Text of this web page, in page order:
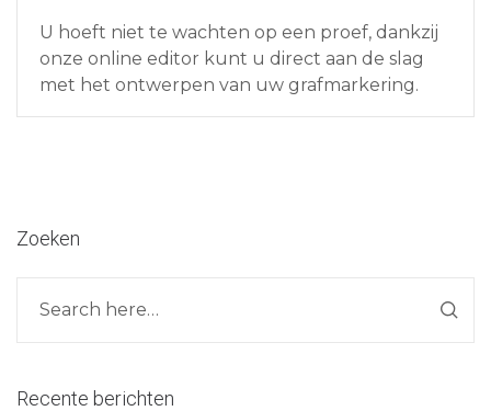
U hoeft niet te wachten op een proef, dankzij
onze online editor kunt u direct aan de slag
met het ontwerpen van uw grafmarkering.
Zoeken
Recente berichten